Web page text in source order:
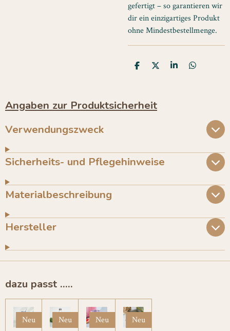
gefertigt – so garantieren wir
dir ein einzigartiges Produkt
ohne Mindestbestellmenge.
T
e
n
T
e
n
T
T
Angaben zur Produktsicherheit
Verwendungszweck
Sicherheits- und Pflegehinweise
Materialbeschreibung
Hersteller
dazu passt .....
Neu Neu Neu Neu